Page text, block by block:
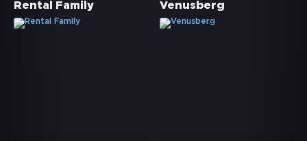
Rental Family Venusberg